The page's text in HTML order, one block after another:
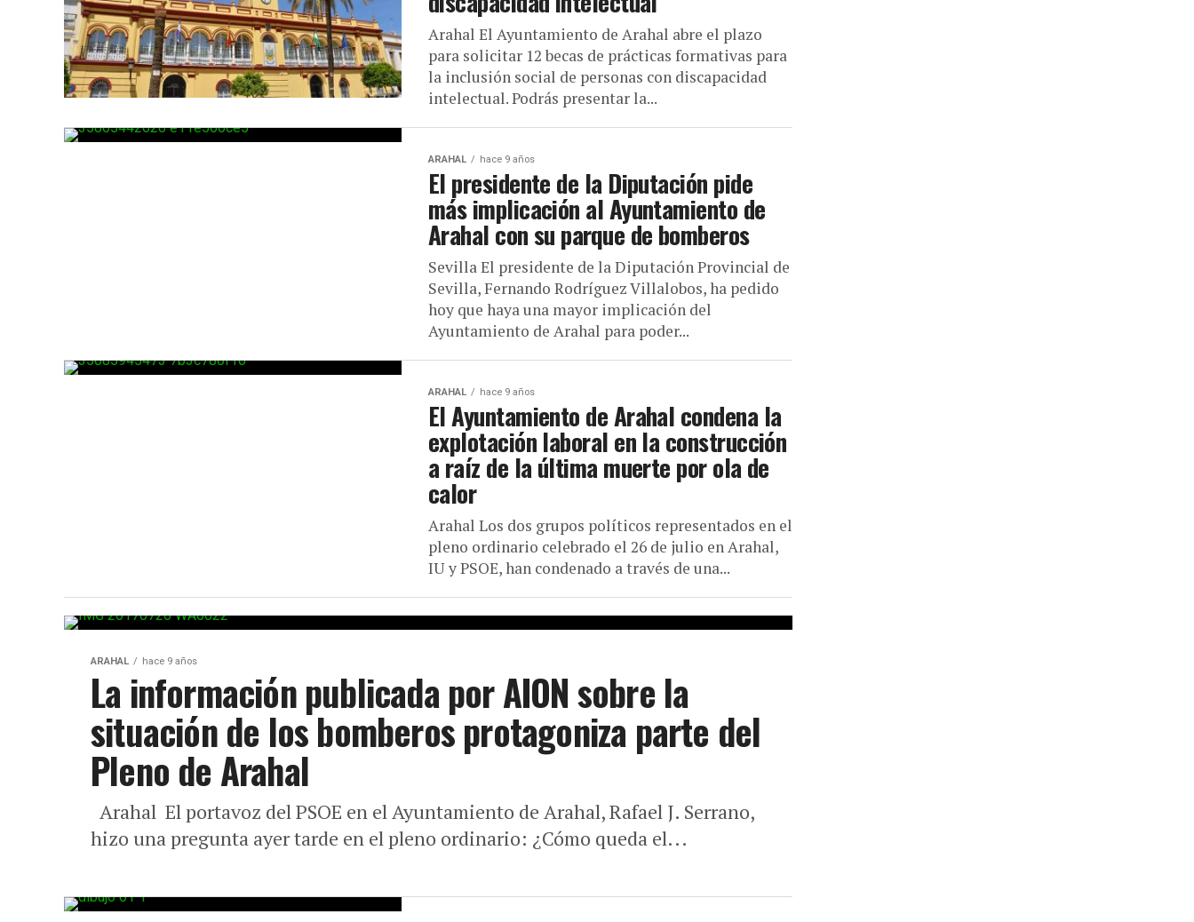
Arahal El Ayuntamiento de Arahal abre el plazo
para solicitar 12 becas de prácticas formativas para
la inclusión social de personas con discapacidad
intelectual. Podrás presentar la...
ARAHAL hace 9 años
El presidente de la Diputación pide
más implicación al Ayuntamiento de
Arahal con su parque de bomberos
Sevilla El presidente de la Diputación Provincial de
Sevilla, Fernando Rodríguez Villalobos, ha pedido
hoy que haya una mayor implicación del
Ayuntamiento de Arahal para poder...
ARAHAL hace 9 años
El Ayuntamiento de Arahal condena la
explotación laboral en la construcción
a raíz de la última muerte por ola de
calor
Arahal Los dos grupos políticos representados en el
pleno ordinario celebrado el 26 de julio en Arahal,
IU y PSOE, han condenado a través de una...
ARAHAL hace 9 años
La información publicada por AION sobre la
situación de los bomberos protagoniza parte del
Pleno de Arahal
Arahal El portavoz del PSOE en el Ayuntamiento de Arahal, Rafael J. Serrano,
hizo una pregunta ayer tarde en el pleno ordinario: ¿Cómo queda el...